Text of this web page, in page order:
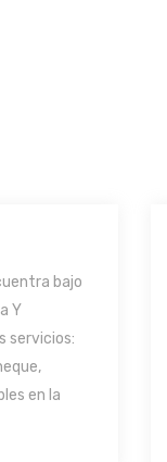
bajo
Y
servicios:
en la